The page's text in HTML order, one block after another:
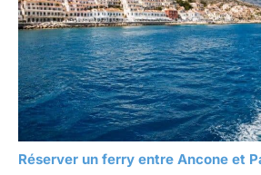
Réserver un ferry entre Ancone et